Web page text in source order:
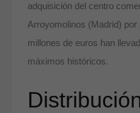
adquisición del centro
Arroyomolinos (Madrid) por
millones de euros han
máximos históricos.